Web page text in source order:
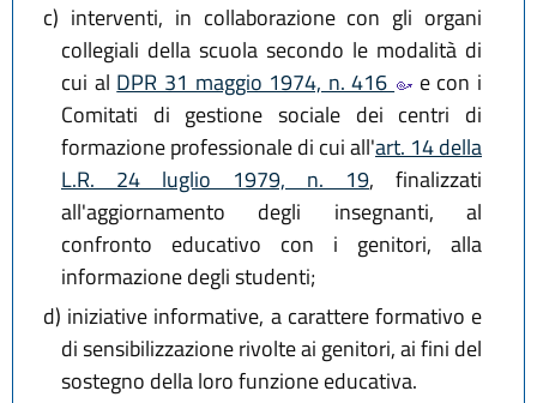
c) interventi, in collaborazione con gli organi
collegiali della scuola secondo le modalità di
cui al DPR 31 maggio 1974, n. 416
e con i
Comitati di gestione sociale dei centri di
formazione professionale di cui all'art. 14 della
L.R. 24 luglio 1979, n. 19, finalizzati
all'aggiornamento degli insegnanti, al
confronto educativo con i genitori, alla
informazione degli studenti;
d) iniziative informative, a carattere formativo e
di sensibilizzazione rivolte ai genitori, ai fini del
sostegno della loro funzione educativa.